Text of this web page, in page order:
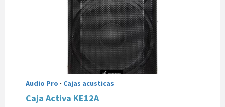
Audio Pro · Cajas acusticas
Caja Activa KE12A